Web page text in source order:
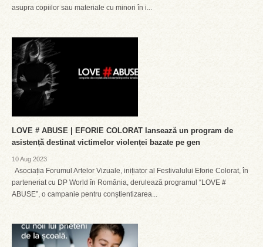
asupra copiilor sau materiale cu minori în i...
LOVE # ABUSE | EFORIE COLORAT lansează un program de
asistență destinat victimelor violenței bazate pe gen
10 Aug 2023
Asociația Forumul Artelor Vizuale, inițiator al Festivalului Eforie Colorat, în
parteneriat cu DP World în România, derulează programul “LOVE #
ABUSE”, o campanie pentru conștientizarea...